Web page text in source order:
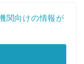
関向けの情報が